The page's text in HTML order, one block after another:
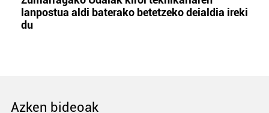
lanpostua aldi baterako betetzeko deialdia ireki
du
Azken bideoak